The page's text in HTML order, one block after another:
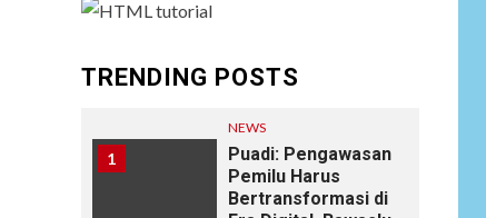
TRENDING POSTS
1
NEWS
Puadi: Pengawasan
Pemilu Harus
Bertransformasi di